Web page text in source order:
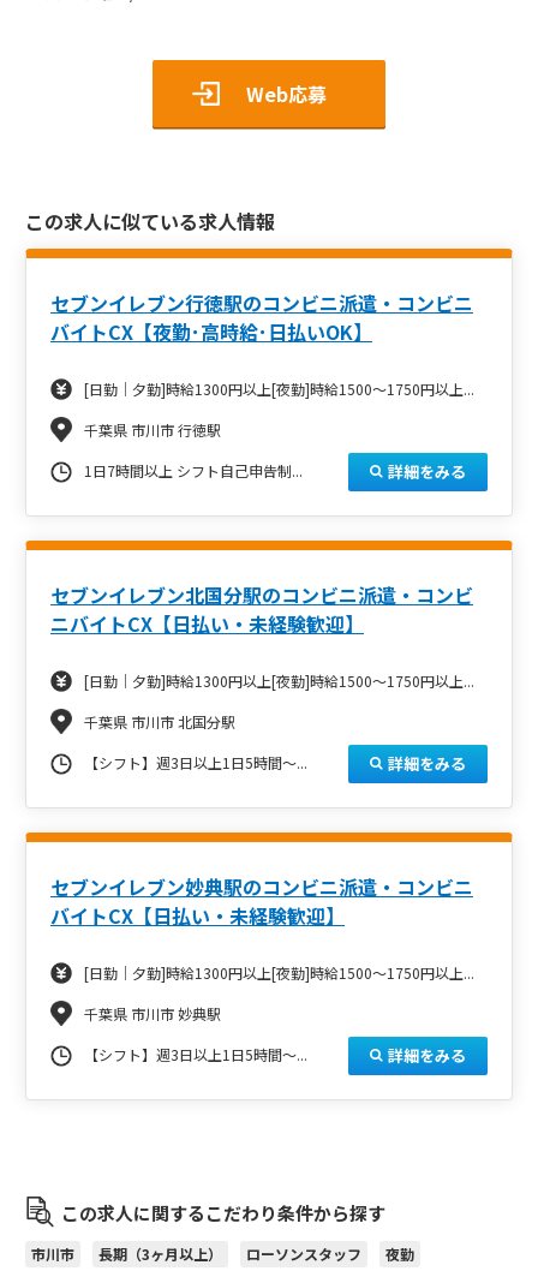
Web応募
この求人に似ている求人情報
セブンイレブン行徳駅のコンビニ派遣・コンビニ
バイトCX【夜勤･高時給･日払いOK】
[日勤｜夕勤]時給1300円以上[夜勤]時給1500～1750円以上...
千葉県 市川市 行徳駅
1日7時間以上 シフト自己申告制... 詳細をみる
セブンイレブン北国分駅のコンビニ派遣・コンビ
ニバイトCX【日払い・未経験歓迎】
[日勤｜夕勤]時給1300円以上[夜勤]時給1500～1750円以上...
千葉県 市川市 北国分駅
【シフト】週3日以上1日5時間～... 詳細をみる
セブンイレブン妙典駅のコンビニ派遣・コンビニ
バイトCX【日払い・未経験歓迎】
[日勤｜夕勤]時給1300円以上[夜勤]時給1500～1750円以上...
千葉県 市川市 妙典駅
【シフト】週3日以上1日5時間～... 詳細をみる
この求人に関するこだわり条件から探す
市川市 長期（3ヶ月以上） ローソンスタッフ
夜勤